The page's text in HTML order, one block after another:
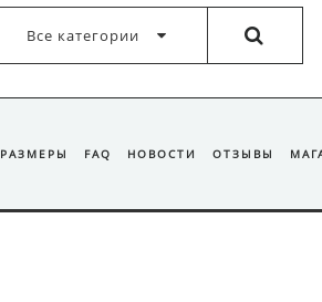
Все категории
РАЗМЕРЫ FAQ НОВОСТИ ОТЗЫВЫ